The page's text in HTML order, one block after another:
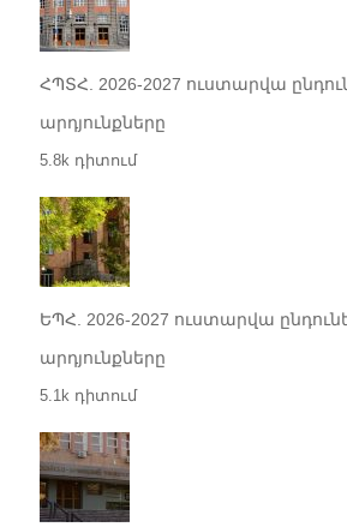
ՀՊՏՀ. 2026-2027 ուստարվա
արդյունքները
5.8k դիտում
ԵՊՀ. 2026-2027 ուստարվա
արդյունքները
5.1k դիտում